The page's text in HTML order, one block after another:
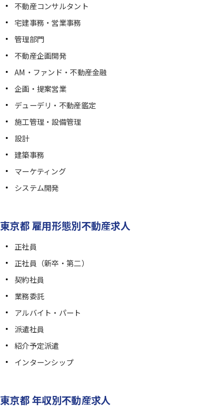
不動産コンサルタント
宅建事務・営業事務
管理部門
不動産企画開発
AM・ファンド・不動産金融
企画・提案営業
デューデリ・不動産鑑定
施工管理・設備管理
設計
建築事務
マーケティング
システム開発
東京都 雇用形態別不動産求人
正社員
正社員（新卒・第二）
契約社員
業務委託
アルバイト・パート
派遣社員
紹介予定派遣
インターンシップ
東京都 年収別不動産求人